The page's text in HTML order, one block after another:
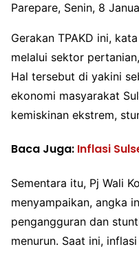
Parepare, Senin, 8
Gerakan TPAKD ini,
melalui sektor
Hal tersebut di yakini
ekonomi masyarakat
kemiskinan ekstrem,
Baca Juga: Inflasi
Sementara itu, Pj Wali
menyampaikan, angka
pengangguran dan
menurun. Saat ini,